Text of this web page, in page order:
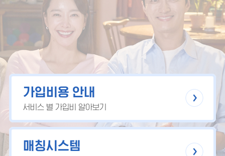
가입비용 안내
서비스 별 가입비 알아보기
매칭시스템